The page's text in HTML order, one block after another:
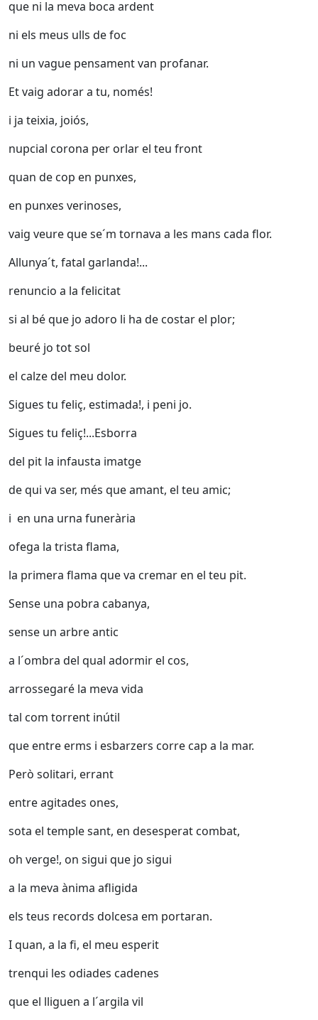
que ni la meva boca ardent
ni els meus ulls de foc
ni un vague pensament van profanar.
Et vaig adorar a tu, només!
i ja teixia, joiós,
nupcial corona per orlar el teu front
quan de cop en punxes,
en punxes verinoses,
vaig veure que se´m tornava a les mans cada flor.
Allunya´t, fatal garlanda!...
renuncio a la felicitat
si al bé que jo adoro li ha de costar el plor;
beuré jo tot sol
el calze del meu dolor.
Sigues tu feliç, estimada!, i peni jo.
Sigues tu feliç!...Esborra
del pit la infausta imatge
de qui va ser, més que amant, el teu amic;
i en una urna funerària
ofega la trista flama,
la primera flama que va cremar en el teu pit.
Sense una pobra cabanya,
sense un arbre antic
a l´ombra del qual adormir el cos,
arrossegaré la meva vida
tal com torrent inútil
que entre erms i esbarzers corre cap a la mar.
Però solitari, errant
entre agitades ones,
sota el temple sant, en desesperat combat,
oh verge!, on sigui que jo sigui
a la meva ànima afligida
els teus records dolcesa em portaran.
I quan, a la fi, el meu esperit
trenqui les odiades cadenes
que el lliguen a l´argila vil